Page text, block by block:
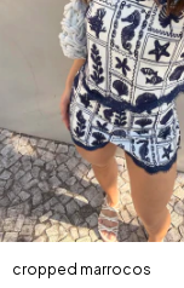
cropped marrocos